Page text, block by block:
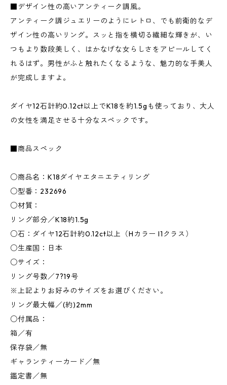
■デザイン性の高いアンティーク調風。
アンティーク調ジュエリーのようにレトロ、でも前衛的なデ
ザイン性の高いリング。スッと指を横切る繊細な輝きが、い
つもより数段美しく、はかなげな女らしさをアピールしてく
れるはず。男性がふと触れたくなるような、魅力的な手美人
が完成しますよ。
ダイヤ12石計約0.12ct以上でK18を約1.5gも使っており、大人
の女性を満足させる十分なスペックです。
■商品スペック
○商品名：K18ダイヤエタニエティリング
○型番：232696
○材質：
リング部分／K18約1.5g
○石：ダイヤ12石計約0.12ct以上（Hカラー I1クラス）
○生産国：日本
○サイズ：
リング号数／7?19号
※上記よりお好みのサイズをお選びください。
リング最大幅／(約)2mm
○付属品：
箱／有
保存袋／無
ギャランティーカード／無
鑑定書／無